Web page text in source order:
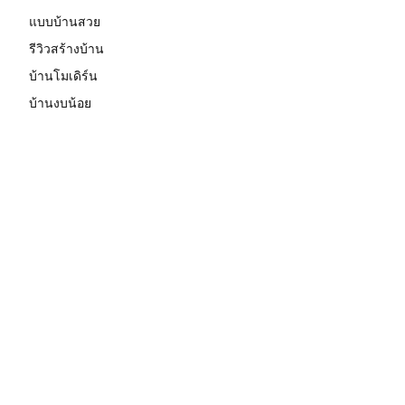
แบบบ้านสวย
รีวิวสร้างบ้าน
บ้านโมเดิร์น
บ้านงบน้อย